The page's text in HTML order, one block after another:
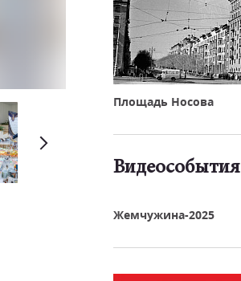
Площадь Носова
Видеособытия
Жемчужина-2025